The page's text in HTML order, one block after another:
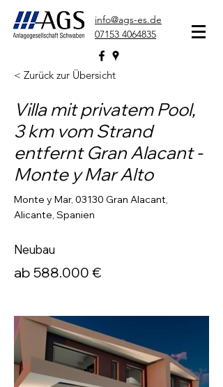
info@ags-es.de
07153 4064835
< Zurück zur Übersicht
Villa mit privatem Pool,
3 km vom Strand
entfernt Gran Alacant -
Monte y Mar Alto
Monte y Mar, 03130 Gran Alacant,
Alicante, Spanien
Neubau
ab 588.000 €